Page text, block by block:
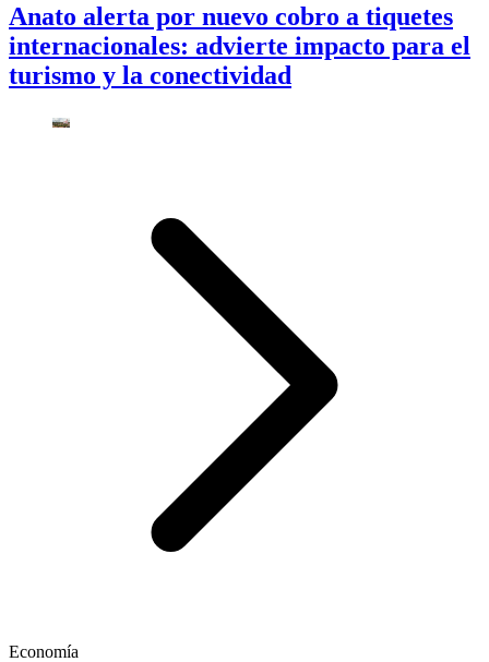
Anato alerta por nuevo cobro a tiquetes
internacionales: advierte impacto para el
turismo y la conectividad
Economía